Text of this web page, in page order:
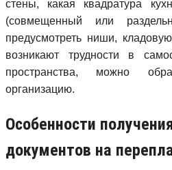
стены, какая квадратура
(совмещенный или
предусмотреть ниши,
возникают трудности в
пространства, можно
организацию.
Особенности
документов на